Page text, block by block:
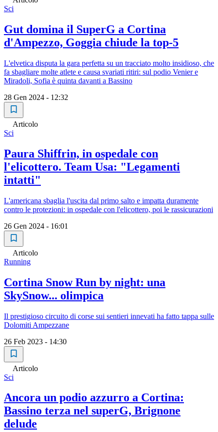
Sci
Gut domina il SuperG a Cortina
d'Ampezzo, Goggia chiude la top-5
L'elvetica disputa la gara perfetta su un tracciato molto insidioso, che
fa sbagliare molte atlete e causa svariati ritiri: sul podio Venier e
Miradoli, Sofia è quinta davanti a Bassino
28 Gen 2024 - 12:32
Articolo
Sci
Paura Shiffrin, in ospedale con
l'elicottero. Team Usa: "Legamenti
intatti"
L'americana sbaglia l'uscita dal primo salto e impatta duramente
contro le protezioni: in ospedale con l'elicottero, poi le rassicurazioni
26 Gen 2024 - 16:01
Articolo
Running
Cortina Snow Run by night: una
SkySnow... olimpica
Il prestigioso circuito di corse sui sentieri innevati ha fatto tappa sulle
Dolomiti Ampezzane
26 Feb 2023 - 14:30
Articolo
Sci
Ancora un podio azzurro a Cortina:
Bassino terza nel superG, Brignone
delude